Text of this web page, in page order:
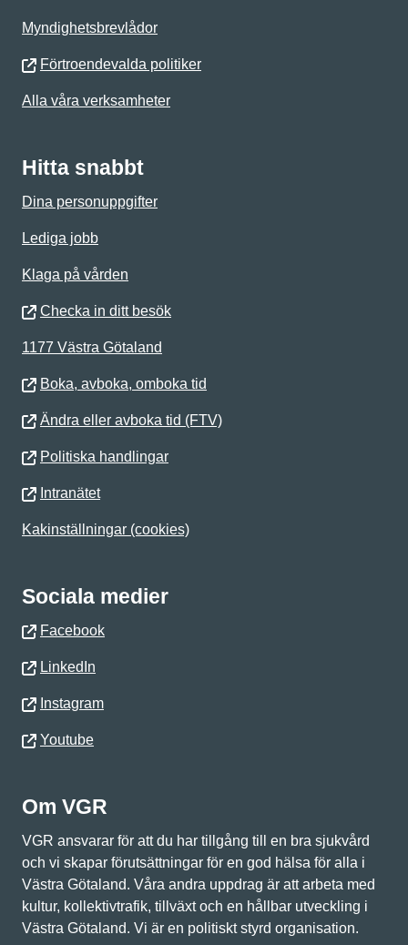
Myndighetsbrevlådor
Förtroendevalda politiker
Alla våra verksamheter
Hitta snabbt
Dina personuppgifter
Lediga jobb
Klaga på vården
Checka in ditt besök
1177 Västra Götaland
Boka, avboka, omboka tid
Ändra eller avboka tid (FTV)
Politiska handlingar
Intranätet
Kakinställningar (cookies)
Sociala medier
Facebook
LinkedIn
Instagram
Youtube
Om VGR
VGR ansvarar för att du har tillgång till en bra sjukvård
och vi skapar förutsättningar för en god hälsa för alla i
Västra Götaland. Våra andra uppdrag är att arbeta med
kultur, kollektivtrafik, tillväxt och en hållbar utveckling i
Västra Götaland. Vi är en politiskt styrd organisation.